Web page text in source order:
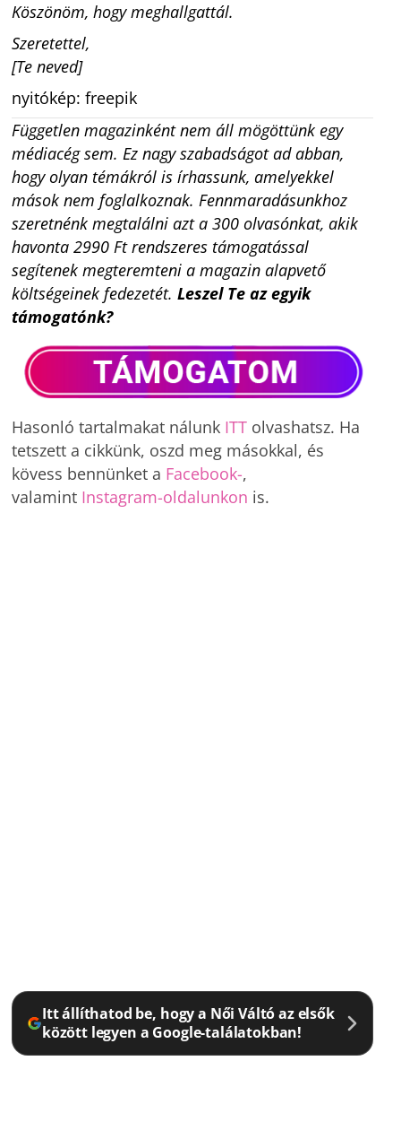
Köszönöm, hogy meghallgattál.
Szeretettel,
[Te neved]
nyitókép: freepik
Független magazinként nem áll mögöttünk egy
médiacég sem. Ez nagy szabadságot ad abban,
hogy olyan témákról is írhassunk, amelyekkel
mások nem foglalkoznak. Fennmaradásunkhoz
szeretnénk megtalálni azt a 300 olvasónkat, akik
havonta 2990 Ft rendszeres támogatással
segítenek megteremteni a magazin alapvető
költségeinek fedezetét.Leszel Te az egyik
támogatónk?
Hasonló tartalmakat nálunk ITT olvashatsz. Ha
tetszett a cikkünk, oszd meg másokkal, és
kövess bennünket a Facebook-,
valamint Instagram-oldalunkon is.
Itt állíthatod be, hogy a Női Váltó az elsők
között legyen a Google-találatokban!